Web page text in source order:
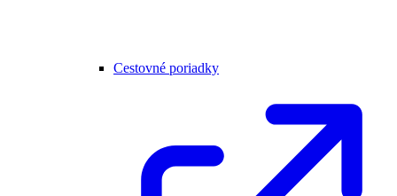
Cestovné poriadky